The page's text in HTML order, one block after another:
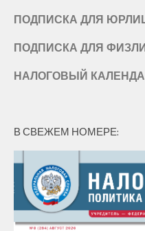
ПОДПИСКА ДЛЯ
ПОДПИСКА ДЛЯ
НАЛОГОВЫЙ
В СВЕЖЕМ НОМЕРЕ: